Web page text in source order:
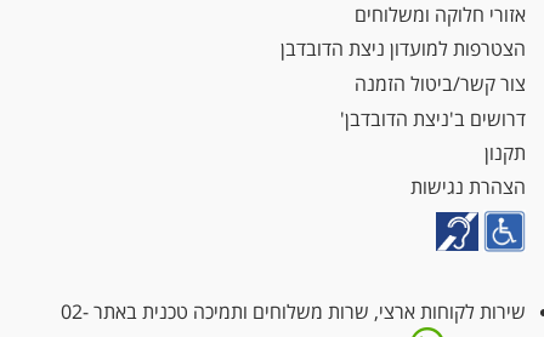
אזורי חלוקה ומשלוחים
הצטרפות למועדון ניצת הדובדבן
צור קשר/ביטול הזמנה
דרושים ב'ניצת הדובדבן'
תקנון
הצהרת נגישות
שירות לקוחות ארצי, שרות משלוחים ותמיכה טכנית באתר02-